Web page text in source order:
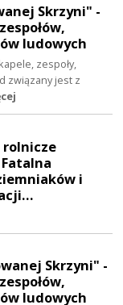
Skrzyni" -
ludowych
zespoły,
związany jest z
rolnicze
i
Skrzyni" -
ludowych